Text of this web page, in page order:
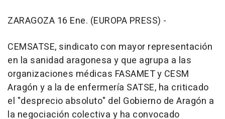
ZARAGOZA 16 Ene. (EUROPA PRESS) -
CEMSATSE, sindicato con mayor representación
en la sanidad aragonesa y que agrupa a las
organizaciones médicas FASAMET y CESM
Aragón y a la de enfermería SATSE, ha criticado
el "desprecio absoluto" del Gobierno de Aragón a
la negociación colectiva y ha convocado